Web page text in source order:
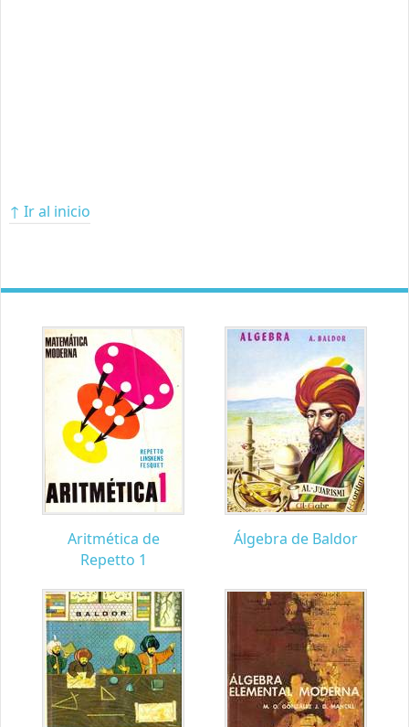
↑ Ir al inicio
Aritmética de
Repetto 1
Álgebra de Baldor